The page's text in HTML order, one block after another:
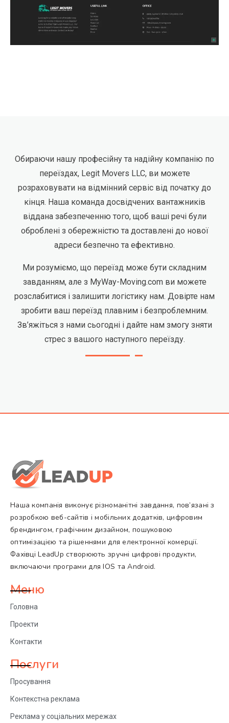
Обираючи нашу професійну та надійну компанію по
переїздах, Legit Movers LLC, ви можете
розраховувати на відмінний сервіс від початку до
кінця. Наша команда досвідчених вантажників
віддана забезпеченню того, щоб ваші речі були
оброблені з обережністю та доставлені до нової
адреси безпечно та ефективно.
Ми розуміємо, що переїзд може бути складним
завданням, але з MyWay-Moving.com ви можете
розслабитися і залишити логістику нам. Довірте нам
зробити ваш переїзд плавним і безпроблемним.
Зв’яжіться з нами сьогодні і дайте нам змогу зняти
стрес з вашого наступного переїзду.
Наша компанія виконує різноманітні завдання, пов’язані з
розробкою веб-сайтів і мобільних додатків, цифровим
брендингом, графічним дизайном, пошуковою
оптимізацією та рішеннями для електронної комерції.
Фахівці LeadUp створюють зручні цифрові продукти,
включаючи програми для IOS та Android.
Меню
Головна
Проекти
Контакти
Послуги
Просування
Контекстна реклама
Реклама у соціальних мережах